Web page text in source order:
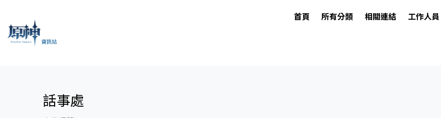
首頁 所有分類 相關連結 工作人員
話事處